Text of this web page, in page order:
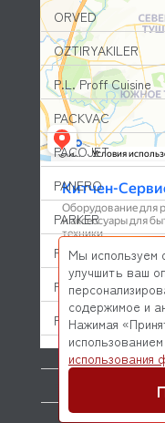
ORVED
OZTIRYAKILER
P.L. Proff Cuisine
PACKVAC
PACOJET
PANERO
PARKER
PASQUINI
PAVONI
PIRON
PIZZA-GROUP
© 2026 Kitchen-
и оборудования
Мы
улучшить ваш
содержимое и
Нажимая
использования